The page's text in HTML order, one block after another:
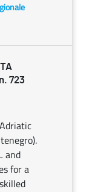
723
and
for a